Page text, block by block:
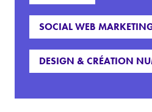
SOCIAL WEB
DESIGN & CRÉATION